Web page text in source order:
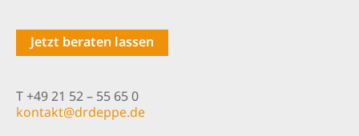
Jetzt beraten lassen
T +49 21 52 – 55 65 0
ed.ep
pedrd
@tkat
nok